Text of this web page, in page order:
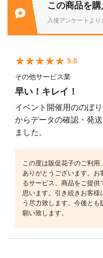
この商品を
入後アンケートより）
5.0
その他サービス業
早い！キレイ！
イベント開催用ののぼ
からデータの確認・発
ました。
この度は販促花子のご利用
ありがとうございます。お
るサービス、商品をご提供
思います。引き続きお客様
う尽力致します。今後とも
願い致します。